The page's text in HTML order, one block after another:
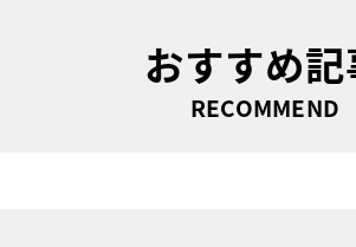
おすすめ
RECOMMEND